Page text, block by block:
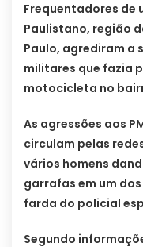
Frequentadores de
Paulistano, região
Paulo, agrediram a
militares que fazia
motocicleta no
As agressões aos
circulam pelas
vários homens
garrafas em um
farda do policial
Segundo